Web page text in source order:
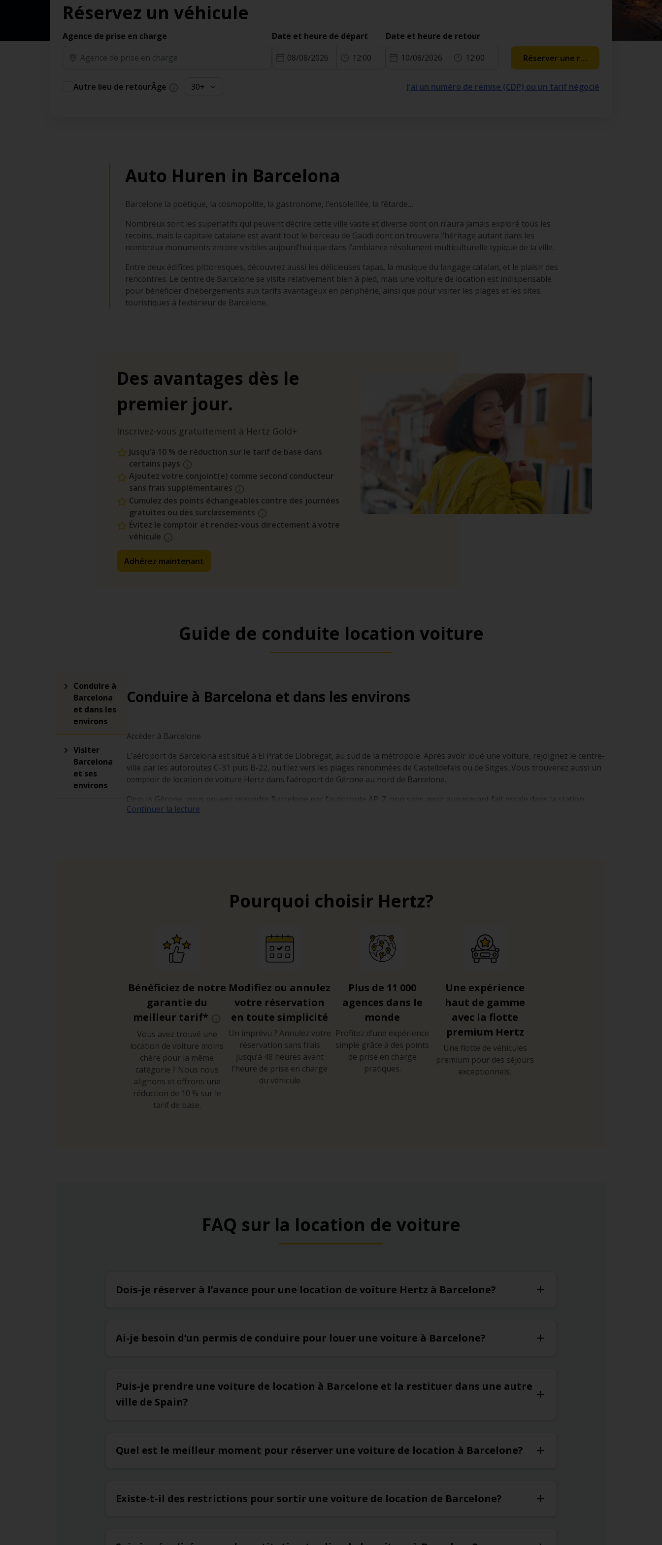
des jours gratuits.*
Ajout gratuit du partenaire comme conducteur
additionnel
supplémentaires.
Réservez un véhicule
Agence de prise en charge Date et heure de départ
08/08/2026 12:00
Date et heure de retour
10/08/2026 12:00 Réserver une réservation
Autre lieu de retourÂge J'ai un numéro de remise (CDP) ou un tarif négocié
Auto Huren in Barcelona
Barcelone la poétique, la cosmopolite, la gastronome, l’ensoleillée, la fêtarde…
Nombreux sont les superlatifs qui peuvent décrire cette ville vaste et diverse dont on n’aura jamais exploré tous les
recoins, mais la capitale catalane est avant tout le berceau de Gaudi dont on trouvera l’héritage autant dans les
nombreux monuments encore visibles aujourd’hui que dans l’ambiance résolument multiculturelle typique de la ville.
Entre deux édifices pittoresques, découvrez aussi les délicieuses tapas, la musique du langage catalan, et le plaisir des
rencontres. Le centre de Barcelone se visite relativement bien à pied, mais une voiture de location est indispensable
pour bénéficier d’hébergements aux tarifs avantageux en périphérie, ainsi que pour visiter les plages et les sites
touristiques à l’extérieur de Barcelone.
Des avantages dès le
premier jour.
Inscrivez-vous gratuitement à Hertz Gold+
Jusqu’à 10 % de réduction sur le tarif de base dans
certains pays
Ajoutez votre conjoint(e) comme second conducteur
sans frais supplémentaires
Cumulez des points échangeables contre des journées
gratuites ou des surclassements
Évitez le comptoir et rendez-vous directement à votre
véhicule
Adhérez maintenant
Guide de conduite location voiture
Conduire à
Barcelona
et dans les
environs
Visiter
Barcelona
et ses
environs
Conduire à Barcelona et dans les environs
Accéder à Barcelone
L’aéroport de Barcelona est situé à El Prat de Llobregat, au sud de la métropole. Après avoir loué une voiture, rejoignez le centre-
ville par les autoroutes C-31 puis B-22, ou filez vers les plages renommées de Castelldefels ou de Sitges. Vous trouverez aussi un
comptoir de location de voiture Hertz dans l’aéroport de Gérone au nord de Barcelone.
Depuis Gérone, vous pouvez rejoindre Barcelone par l’autoroute AP-7, non sans avoir auparavant fait escale dans la station
balnéaire de Roses où se trouve entre autres le musée consacré à Salvador Dalí.
sud-ouest au nord-est en passant par plusieurs places historiques, l’avenue Parralel (N-340) qui traverse la ville horizontalement,
et la Ronda Litoral (B-10) qui longe le front de mer au nord-est de Barcelone.
heures de pointe.
Stationnement
parkings souterrains du centre-ville.
Toutefois, votre véhicule de location vous sera très utile pour rejoindre les sites autour de Barcelone, et vous trouverez des
places de parking autour du village olympique de Montjuic, du Tibidado et même à Montserrat.
Continuer la lecture
Pourquoi choisir Hertz?
Bénéficiez de notre
garantie du
meilleur tarif*
Vous avez trouvé une
location de voiture moins
chère pour la même
catégorie ? Nous nous
alignons et offrons une
réduction de 10 % sur le
tarif de base.
Modifiez ou annulez
votre réservation
en toute simplicité
Un imprévu ? Annulez votre
réservation sans frais
jusqu’à 48 heures avant
l’heure de prise en charge
du véhicule
Plus de 11 000
agences dans le
monde
Profitez d’une expérience
simple grâce à des points
de prise en charge
pratiques.
Une expérience
haut de gamme
avec la flotte
premium Hertz
Une flotte de véhicules
premium pour des séjours
exceptionnels.
FAQ sur la location de voiture
Dois-je réserver à l’avance pour une location de voiture Hertz à Barcelone?
Ai-je besoin d’un permis de conduire pour louer une voiture à Barcelone?
Puis-je prendre une voiture de location à Barcelone et la restituer dans une autre
ville de Spain?
Quel est le meilleur moment pour réserver une voiture de location à Barcelone?
Existe-t-il des restrictions pour sortir une voiture de location de Barcelone?